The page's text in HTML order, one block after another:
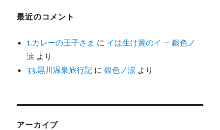
最近のコメント
1.カレーの王子さま に イは生け簀のイ – 銀色ノ
涙 より
33.黒川温泉旅行記 に銀色ノ涙 より
アーカイブ